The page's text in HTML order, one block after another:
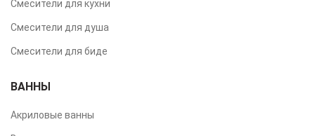
Смесители для кухни
Смесители для душа
Смесители для биде
ВАННЫ
Акриловые ванны